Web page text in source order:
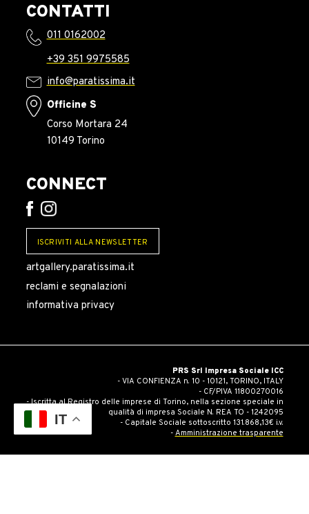
CONTATTI
011 0162002
+39 351 9975585
info@paratissima.it
Officine S
Corso Mortara 24
10149 Torino
CONNECT
ISCRIVITI ALLA NEWSLETTER
artgallery.paratissima.it
reclami e segnalazioni
informativa privacy
PRS Srl Impresa Sociale ICC
- VIA CONFIENZA n. 10 - 10121, TORINO, ITALY
- CF/PIVA 11800270016
- Iscritta al Registro delle imprese di Torino, nella sezione speciale in
qualità di impresa Sociale N. REA TO - 1242095
- Capitale Sociale sottoscritto 131.868,13€ i.v.
- Amministrazione trasparente
IT